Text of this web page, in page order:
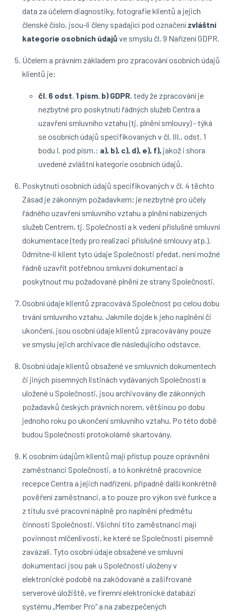
data za účelem diagnostiky, fotografie klientů a jejich
členské číslo, jsou-li členy spadající pod označení zvláštní
kategorie osobních údajů ve smyslu čl. 9 Nařízení GDPR.
Účelem a právním základem pro zpracování osobních údajů
klientů je:
čl. 6 odst. 1 písm. b) GDPR, tedy že zpracování je
nezbytné pro poskytnutí řádných služeb Centra a
uzavření smluvního vztahu (tj. plnění smlouvy) - týká
se osobních údajů specifikovaných v čl. III., odst. 1
bodu I. pod písm.: a), b), c), d), e), f), jakož i shora
uvedené zvláštní kategorie osobních údajů.
Poskytnutí osobních údajů specifikovaných v čl. 4 těchto
Zásad je zákonným požadavkem; je nezbytné pro účely
řádného uzavření smluvního vztahu a plnění nabízených
služeb Centrem, tj. Společností a k vedení příslušné smluvní
dokumentace (tedy pro realizaci příslušné smlouvy atp.).
Odmítne-li klient tyto údaje Společnosti předat, není možné
řádně uzavřít potřebnou smluvní dokumentaci a
poskytnout mu požadované plnění ze strany Společnosti.
Osobní údaje klientů zpracovává Společnost po celou dobu
trvání smluvního vztahu. Jakmile dojde k jeho naplnění či
ukončení, jsou osobní údaje klientů zpracovávány pouze
ve smyslu jejich archivace dle následujícího odstavce.
Osobní údaje klientů obsažené ve smluvních dokumentech
či jiných písemných listinách vydávaných Společností a
uložené u Společnosti, jsou archivovány dle zákonných
požadavků českých právních norem, většinou po dobu
jednoho roku po ukončení smluvního vztahu. Po této době
budou Společností protokolárně skartovány.
K osobním údajům klientů mají přístup pouze oprávnění
zaměstnanci Společnosti, a to konkrétně pracovnice
recepce Centra a jejich nadřízení, případně další konkrétně
pověření zaměstnanci, a to pouze pro výkon své funkce a
z titulu své pracovní náplně pro naplnění předmětu
činnosti Společnosti. Všichni tito zaměstnanci mají
povinnost mlčenlivosti, ke které se Společnosti písemně
zavázali. Tyto osobní údaje obsažené ve smluvní
dokumentaci jsou pak u Společnosti uloženy v
elektronické podobě na zakódované a zašifrované
serverové úložiště, ve firemní elektronické databázi
systému „Member Pro“ a na zabezpečených